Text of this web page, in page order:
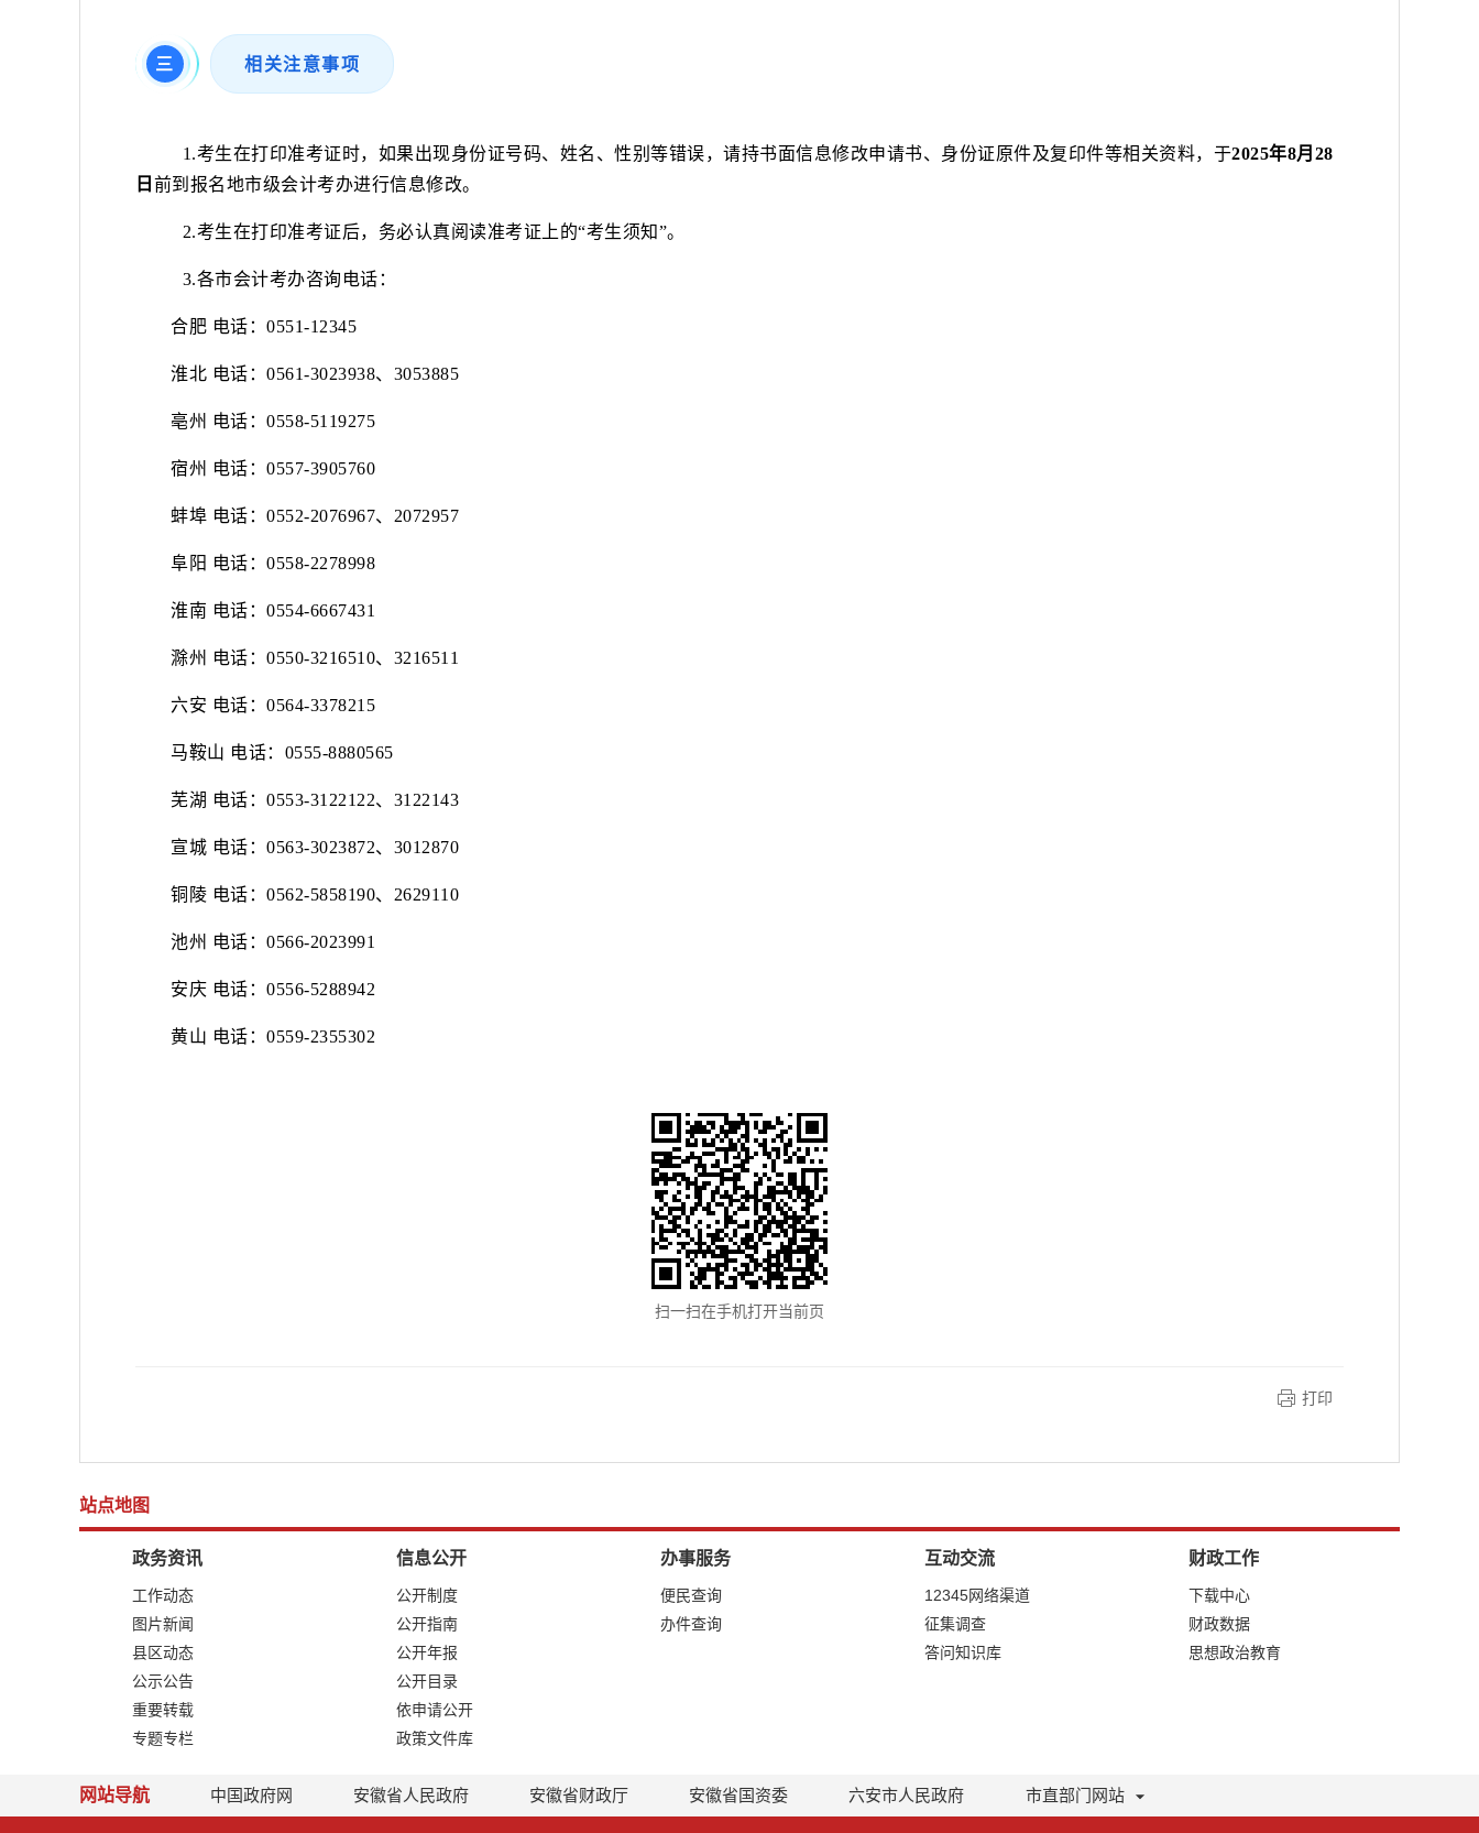
三 相关注意事项
1.考生在打印准考证时，如果出现身份证号码、姓名、性别等错误，请持书面信息修改申请书、身份证原件及复印件等相关资料，于2025年8月 28
日 前到报名地市级会计考办进行信息修改。
2.考生在打印准考证后，务必认真阅读准考证上的“考生须知”。
3.各市会计考办咨询电话：
合肥 电话： 0551-12345
淮北 电话： 0561-3023938、3053885
亳州 电话： 0558-5119275
宿州 电话： 0557-3905760
蚌埠 电话： 0552-2076967、2072957
阜阳 电话： 0558-2278998
淮南 电话： 0554-6667431
滁州 电话： 0550-3216510、3216511
六安 电话： 0564-3378215
马鞍山 电话： 0555-8880565
芜湖 电话： 0553-3122122、3122143
宣城 电话： 0563-3023872、3012870
铜陵 电话： 0562-5858190、2629110
池州 电话： 0566-2023991
安庆 电话： 0556-5288942
黄山 电话： 0559-2355302
扫一扫在手机打开当前页
打印
站点地图
政务资讯
工作动态
图片新闻
县区动态
公示公告
重要转载
专题专栏
信息公开
公开制度
公开指南
公开年报
公开目录
依申请公开
政策文件库
办事服务
便民查询
办件查询
互动交流
12345网络渠道
征集调查
答问知识库
财政工作
下载中心
财政数据
思想政治教育
网站导航 中国政府网 安徽省人民政府 安徽省财政厅 安徽省国资委 六安市人民政府 市直部门网站